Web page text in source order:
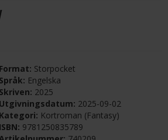
Format: Storpocket
Språk: Engelska
Skriven: 2025
Utgivningsdatum: 2025-09-02
Kategori: Kortroman (Fantasy)
ISBN: 9781250835789